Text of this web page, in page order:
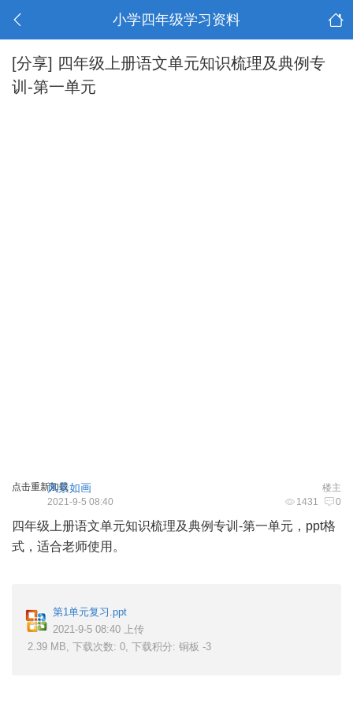
小学四年级学习资料
[分享] 四年级上册语文单元知识梳理及典例专
训-第一单元
点击重新加载 楼主
风景如画
1431 0
2021-9-5 08:40
四年级上册语文单元知识梳理及典例专训-第一单元，ppt格
式，适合老师使用。
第1单元复习.ppt
2021-9-5 08:40 上传
2.39 MB, 下载次数: 0, 下载积分: 铜板 -3